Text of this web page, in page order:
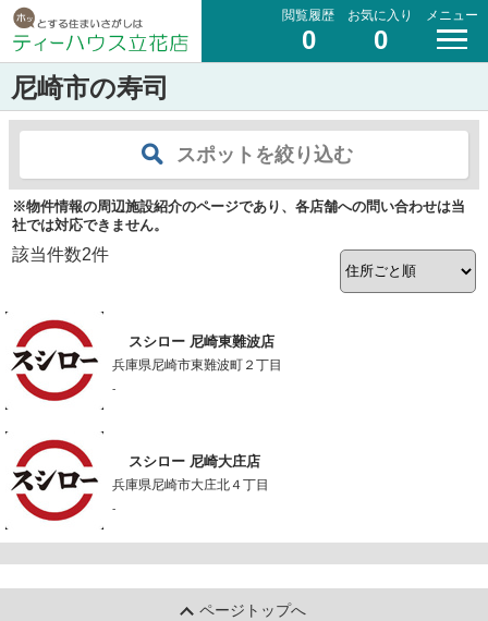
閲覧履歴
0
お気に入り
0
メニュー
尼崎市の寿司
スポットを絞り込む
※物件情報の周辺施設紹介のページであり、各店舗への問い合わせは当
社では対応できません。
該当件数2件
スシロー 尼崎東難波店
兵庫県尼崎市東難波町２丁目
-
スシロー 尼崎大庄店
兵庫県尼崎市大庄北４丁目
-
ページトップへ